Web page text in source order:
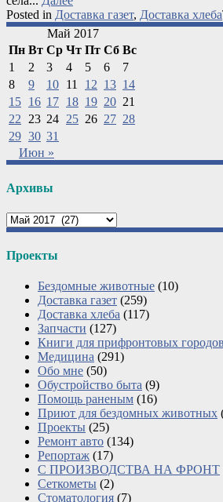
Posted in Доставка газет, Доставка хлеба
Май 2017
Пн Вт Ср Чт Пт Сб Вс
1
2 3 4 5 6
7
8
9 10 11 12 13 14
15 16 17 18 19 20 21
22
23 24 25 26 27 28
29 30 31
Июн »
Архивы
Архивы
Проекты
Бездомные животные (10)
Доставка газет (259)
Доставка хлеба (117)
Запчасти (127)
Книги для прифронтовых
Медицина (291)
Обо мне (50)
Обустройство быта (9)
Помощь раненым (16)
Приют для бездомных животных
Проекты (25)
Ремонт авто (134)
Репортаж (17)
С ПРОИЗВОДСТВА НА ФРОНТ
Сеткометы (2)
Стоматология (7)